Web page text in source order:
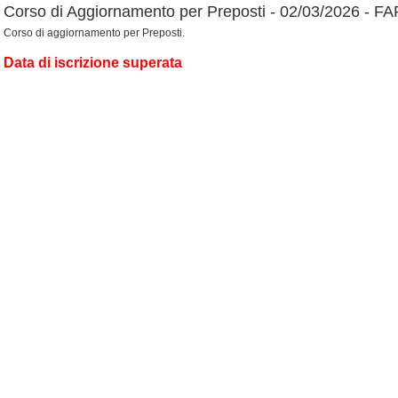
Corso di Aggiornamento per Preposti - 02/03/2026 -
Corso di aggiornamento per Preposti.
Data di iscrizione superata